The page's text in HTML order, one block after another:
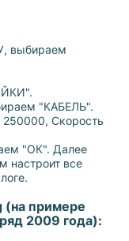
выбираем
"КАБЕЛЬ".
Скорость
"ОК". Далее
все
(на примере
2009 года):